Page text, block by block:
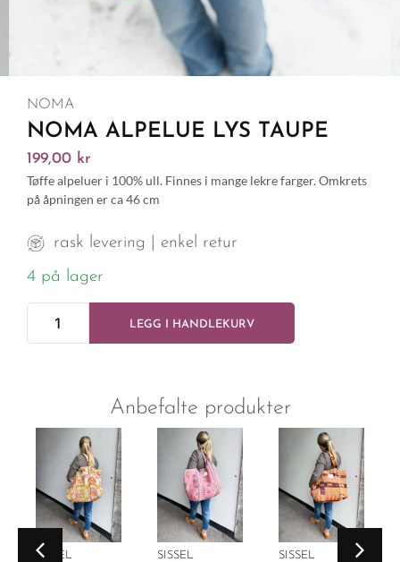
NOMA
NOMA ALPELUE LYS TAUPE
199,00 kr
Tøffe alpeluer i 100% ull. Finnes i mange lekre farger. Omkrets
på åpningen er ca 46 cm
rask levering | enkel retur
4 på lager
LEGG I HANDLEKURV
Anbefalte produkter
SISSEL
SISSEL
SISSEL